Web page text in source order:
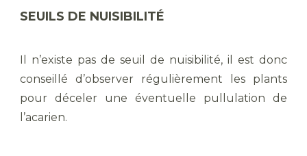
SEUILS DE NUISIBILITÉ
Il n’existe pas de seuil de nuisibilité, il est donc
conseillé d’observer régulièrement les plants
pour déceler une éventuelle pullulation de
l’acarien.